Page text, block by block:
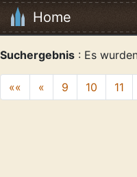
Home
Suchergebnis : Es
«« « 9 10 11